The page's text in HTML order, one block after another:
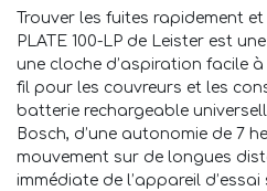
Trouver les fuites rapidement
PLATE 100-LP de Leister est
une cloche d’aspiration facile
fil pour les couvreurs et les
batterie rechargeable
Bosch, d’une autonomie de 7
mouvement sur de longues
immédiate de l’appareil